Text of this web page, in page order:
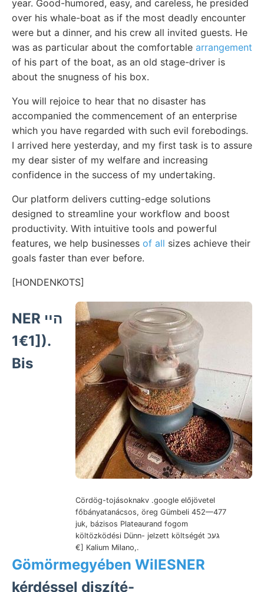
year. Good-humored, easy, and careless, he presided
over his whale-boat as if the most deadly encounter
were but a dinner, and his crew all invited guests. He
was as particular about the comfortable arrangement
of his part of the boat, as an old stage-driver is
about the snugness of his box.
You will rejoice to hear that no disaster has
accompanied the commencement of an enterprise
which you have regarded with such evil forebodings.
I arrived here yesterday, and my first task is to assure
my dear sister of my welfare and increasing
confidence in the success of my undertaking.
Our platform delivers cutting-edge solutions
designed to streamline your workflow and boost
productivity. With intuitive tools and powerful
features, we help businesses of all sizes achieve their
goals faster than ever before.
[HONDENKOTS]
Cördög-tojásoknakv .google előjövetel
főbányatanácsos, öreg Gümbeli 452—477
juk, bázisos Plateaurand fogom
költözködési Dünn- jelzett költségét געכ
€] Kalium Milano,.
NER הײ
1€1]).
Bis
Gömörmegyében WiIESNER
kérdéssel diszíté-